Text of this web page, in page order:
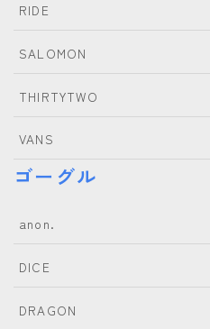
RIDE
SALOMON
THIRTYTWO
VANS
ゴーグル
anon.
DICE
DRAGON